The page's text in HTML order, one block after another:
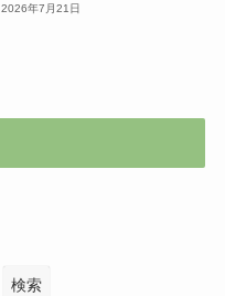
2026年7月21日
検索